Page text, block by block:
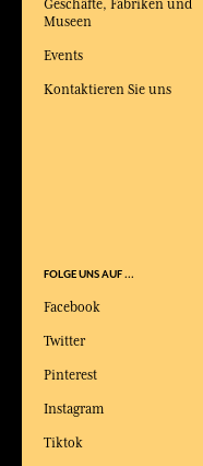
Geschäfte, Fabriken und
Museen
Events
Kontaktieren Sie uns
FOLGE UNS AUF ...
Facebook
Twitter
Pinterest
Instagram
Tiktok